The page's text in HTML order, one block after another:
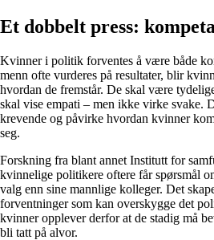
Et dobbelt press:
Kvinner i politik forventes å være både
menn ofte vurderes på resultater, blir
hvordan de fremstår. De skal være
skal vise empati – men ikke virke svake.
krevende og påvirke hvordan kvinner
seg.
Forskning fra blant annet Institutt for
kvinnelige politikere oftere får spørsmål
valg enn sine mannlige kolleger. Det
forventninger som kan overskygge det
kvinner opplever derfor at de stadig må
bli tatt på alvor.